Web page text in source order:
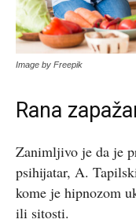
Image by Freepik
Rana
Zanimljivo je da je
psihijatar, A.
kome je hipnozom
ili sitosti.